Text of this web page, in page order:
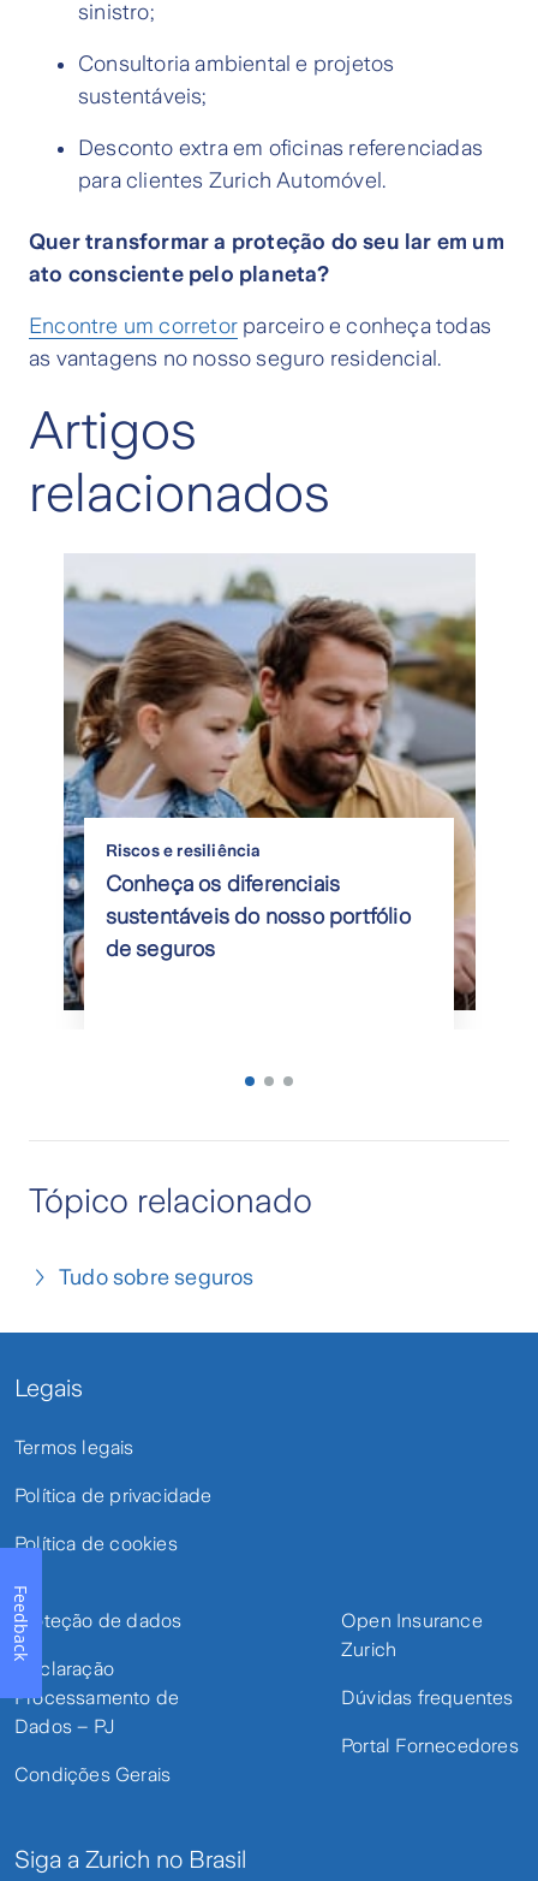
sinistro;
Consultoria ambiental e projetos
sustentáveis;
Desconto extra em oficinas referenciadas
para clientes Zurich Automóvel.
Quer transformar a proteção do seu lar em um
ato consciente pelo planeta?
Encontre um corretor parceiro e conheça todas
as vantagens no nosso seguro residencial.
Artigos
relacionados
Riscos e resiliência
Conheça os diferenciais
sustentáveis do nosso portfólio
de seguros
Tópico relacionado
Tudo sobre seguros
Legais
Termos legais
Política de privacidade
Política de cookies
Proteção de dados
Declaração
Processamento de
Dados – PJ
Condições Gerais
Open Insurance
Zurich
Dúvidas frequentes
Portal Fornecedores
Siga a Zurich no Brasil
Feedback